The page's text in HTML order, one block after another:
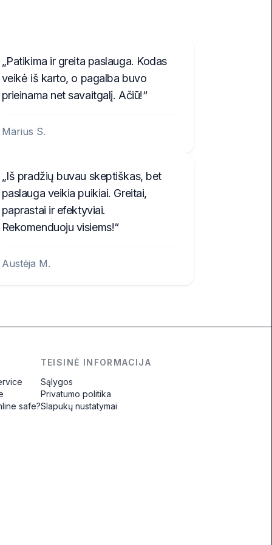
Patikima ir greita paslauga. Kodas
veikė iš karto, o pagalba buvo
prieinama net savaitgalį. Ačiū!
Marius S.
Iš pradžių buvau skeptiškas, bet
paslauga veikia puikiai. Greitai,
paprastai ir efektyviai.
Rekomenduoju visiems!
Austėja M.
safe?
TEISINĖ INFORMACIJA
Sąlygos
Privatumo politika
Slapukų nustatymai